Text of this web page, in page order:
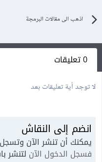
اذهب الى مقالات البرمجة
0 تعليقات
لا توجد أية تعليقات بعد
انضم إلى النقاش
يمكنك أن تنشر الآن
فسجل الدخول الآن لتنشر